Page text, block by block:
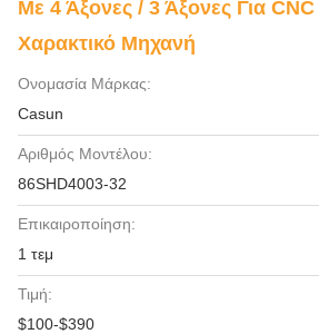
Με 4 Άξονες / 3 Άξονες Για CNC
Χαρακτικό Μηχανή
Ονομασία Μάρκας:
Casun
Αριθμός Μοντέλου:
86SHD4003-32
Επικαιροποίηση:
1 τεμ
Τιμή:
$100-$390